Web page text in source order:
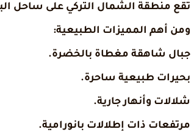
تقع منطقة الشمال التركي على ساحل
ومن أهم المميزات الطبيعية:
جبال شاهقة مغطاة بالخضرة.
بحيرات طبيعية ساحرة.
شلالات وأنهار جارية.
مرتفعات ذات إطلالات بانورامية.